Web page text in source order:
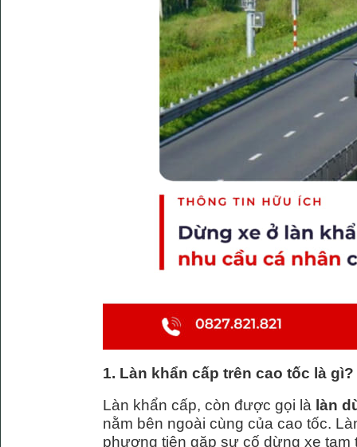
1. Làn khẩn cấp trên cao tốc là gì?
Làn khẩn cấp, còn được gọi là làn
nằm bên ngoài cùng của cao tốc.
phương tiện gặp sự cố dừng xe tạm